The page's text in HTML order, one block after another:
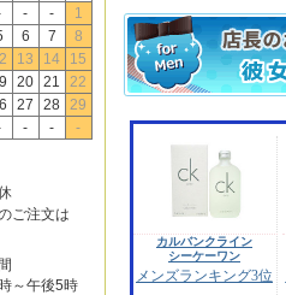
カルバンクライン
シーケーワン
メンズランキング3位
- -
1
6 7
8
13 14
15
20 21
22
27 28 29
- - -
ご注文は
～午後5時